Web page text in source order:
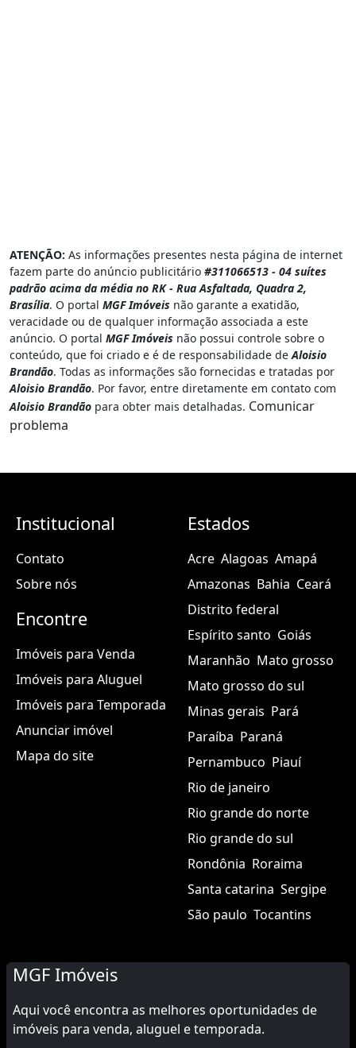
ATENÇÃO: As informações presentes nesta página de internet
fazem parte do anúncio publicitário #311066513 - 04 suítes
padrão acima da média no RK - Rua Asfaltada, Quadra 2,
Brasília. O portal MGF Imóveis não garante a exatidão,
veracidade ou de qualquer informação associada a este
anúncio. O portal MGF Imóveis não possui controle sobre o
conteúdo, que foi criado e é de responsabilidade deAloisio
Brandão. Todas as informações são fornecidas e tratadas por
Aloisio Brandão. Por favor, entre diretamente em contato com
Aloisio Brandão para obter mais detalhadas. Comunicar
problema
Institucional
Contato
Sobre nós
Encontre
Imóveis para Venda
Imóveis para Aluguel
Imóveis para Temporada
Anunciar imóvel
Mapa do site
Estados
Acre Alagoas Amapá
Amazonas Bahia Ceará
Distrito federal
Espírito santo Goiás
Maranhão Mato grosso
Mato grosso do sul
Minas gerais Pará
Paraíba Paraná
Pernambuco Piauí
Rio de janeiro
Rio grande do norte
Rio grande do sul
Rondônia Roraima
Santa catarina Sergipe
São paulo Tocantins
MGF Imóveis
Aqui você encontra as melhores oportunidades de
imóveis para venda, aluguel e temporada.